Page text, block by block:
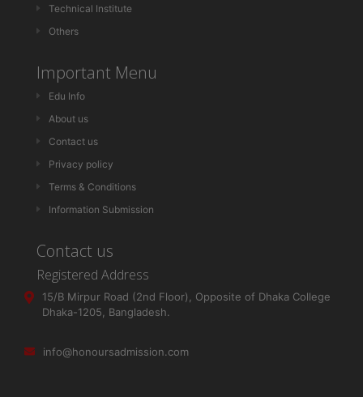
Technical Institute
Others
Important Menu
Edu Info
About us
Contact us
Privacy policy
Terms & Conditions
Information Submission
Contact us
Registered Address
15/B Mirpur Road (2nd Floor), Opposite of Dhaka College
Dhaka-1205, Bangladesh.
info@honoursadmission.com